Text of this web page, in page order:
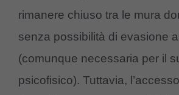
rimanere chiuso tra le mura
senza possibilità di evasione
(comunque necessaria per il
psicofisico). Tuttavia,